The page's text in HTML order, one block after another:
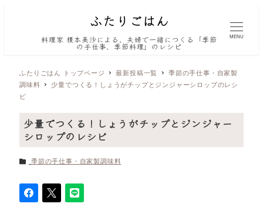
料理家 榎本美沙による、夫婦で一緒につくる「季節
の手仕事、季節料理」のレシピ
MENU
ふたりごはん トップページ 最新投稿一覧
季節の手仕事・自家製
調味料
少量でつくる！しょうがチップとジンジャーシロップのレシ
ピ
少量でつくる！しょうがチップとジンジャー
シロップのレシピ
カテゴリー
季節の手仕事・自家製調味料